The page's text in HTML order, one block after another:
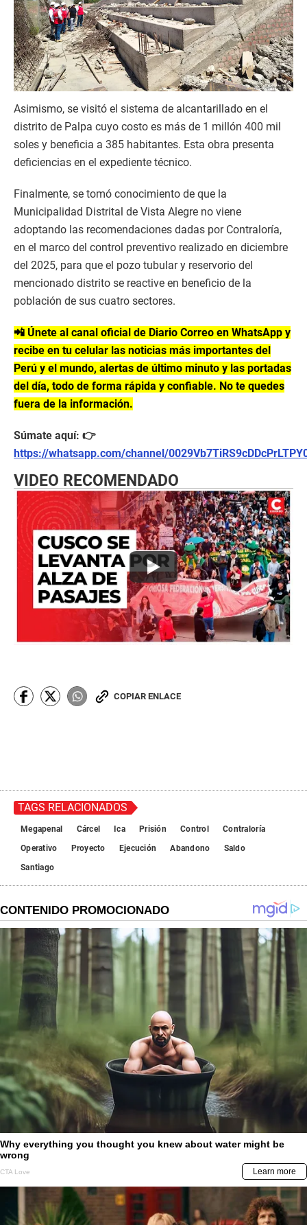
Asimismo, se visitó el sistema de alcantarillado en el
distrito de Palpa cuyo costo es más de 1 millón 400 mil
soles y beneficia a 385 habitantes. Esta obra presenta
deficiencias en el expediente técnico.
Finalmente, se tomó conocimiento de que la
Municipalidad Distrital de Vista Alegre no viene
adoptando las recomendaciones dadas por Contraloría,
en el marco del control preventivo realizado en diciembre
del 2025, para que el pozo tubular y reservorio del
mencionado distrito se reactive en beneficio de la
población de sus cuatro sectores.
📲 Únete al canal oficial de Diario Correo en WhatsApp y
recibe en tu celular las noticias más importantes del
Perú y el mundo, alertas de último minuto y las portadas
del día, todo de forma rápida y confiable. No te quedes
fuera de la información.
Súmate aquí: 👉
https://whatsapp.com/channel/
VIDEO RECOMENDADO
COPIAR ENLACE
TAGS RELACIONADOS
Megapenal Cárcel Ica Prisión Control
Contraloría
Operativo
Proyecto Ejecución Abandono
Saldo
Santiago